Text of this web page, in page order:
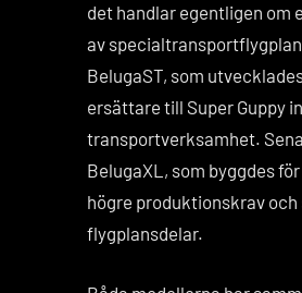
det handlar egentligen om
av
BelugaST, som
ersättare till Super Guppy
transportverksamhet.
BelugaXL, som byggdes
högre produktionskrav och
flygplansdelar.